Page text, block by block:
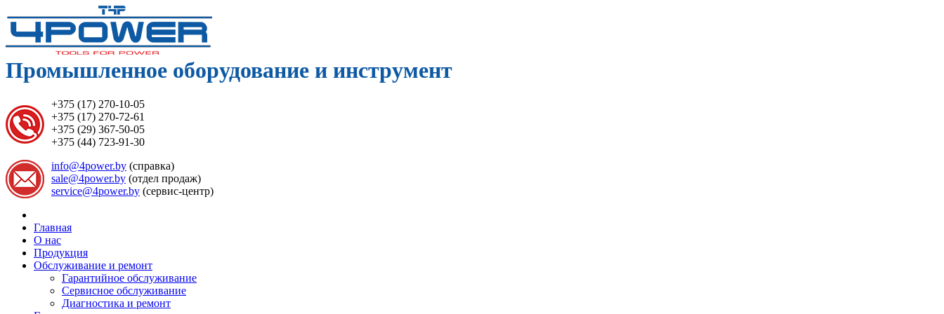
Промышленное оборудование и инструмент
+375 (17) 270-10-05
+375 (17) 270-72-61
+375 (29) 367-50-05
+375 (44) 723-91-30
info@4power.by (справка)
sale@4power.by (отдел продаж)
service@4power.by (сервис-центр)
Главная
О нас
Продукция
Обслуживание и ремонт
Гарантийное обслуживание
Сервисное обслуживание
Диагностика и ремонт